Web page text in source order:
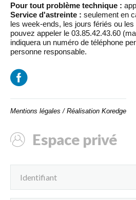
Pour tout problème technique :
Service d'astreinte : seulement en
les week-ends, les jours fériés ou
pouvez appeler le 03.85.42.43.60
indiquera un numéro de téléphone
personne responsable.
Mentions légales / Réalisation Koredge
Espace privé